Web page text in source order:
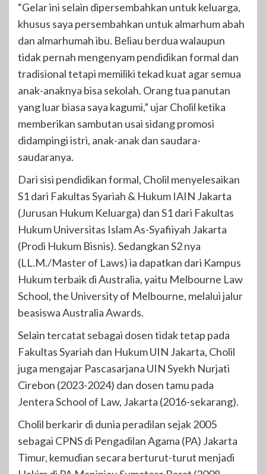
“Gelar ini selain dipersembahkan untuk keluarga,
khusus saya persembahkan untuk almarhum abah
dan almarhumah ibu. Beliau berdua walaupun
tidak pernah mengenyam pendidikan formal dan
tradisional tetapi memiliki tekad kuat agar semua
anak-anaknya bisa sekolah. Orang tua panutan
yang luar biasa saya kagumi,” ujar Cholil ketika
memberikan sambutan usai sidang promosi
didampingi istri, anak-anak dan saudara-
saudaranya.
Dari sisi pendidikan formal, Cholil menyelesaikan
S1 dari Fakultas Syariah & Hukum IAIN Jakarta
(Jurusan Hukum Keluarga) dan S1 dari Fakultas
Hukum Universitas Islam As-Syafiiyah Jakarta
(Prodi Hukum Bisnis). Sedangkan S2 nya
(LL.M./Master of Laws) ia dapatkan dari Kampus
Hukum terbaik di Australia, yaitu Melbourne Law
School, the University of Melbourne, melalui jalur
beasiswa Australia Awards.
Selain tercatat sebagai dosen tidak tetap pada
Fakultas Syariah dan Hukum UIN Jakarta, Cholil
juga mengajar Pascasarjana UIN Syekh Nurjati
Cirebon (2023-2024) dan dosen tamu pada
Jentera School of Law, Jakarta (2016-sekarang).
Cholil berkarir di dunia peradilan sejak 2005
sebagai CPNS di Pengadilan Agama (PA) Jakarta
Timur, kemudian secara berturut-turut menjadi